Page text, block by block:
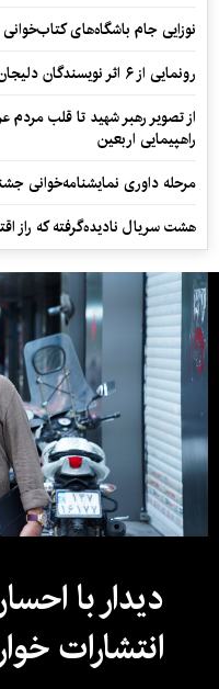
نوزایی جام باشگاه‌های کتاب‌خوانی
رونمایی از ۶ اثر نویسندگان دلیجان در آیین «سر این قلم سلامت»
از تصویر رهبر شهید تا قلب مردم
راهپیمایی اربعین
مرحله داوری نمایشنامه‌خوانی
هشت سریال نادیده‌گرفته که راز
دیدار با
انتشارات